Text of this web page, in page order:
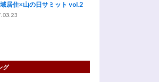
居住×山の日サミット vol.2
グ